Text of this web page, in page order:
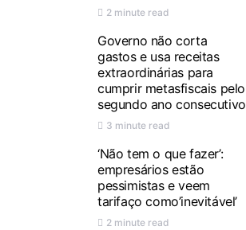
2 minute read
Governo não corta
gastos e usa receitas
extraordinárias para
cumprir metasfiscais pelo
segundo ano consecutivo
3 minute read
‘Não tem o que fazer’:
empresários estão
pessimistas e veem
tarifaço como’inevitável’
2 minute read